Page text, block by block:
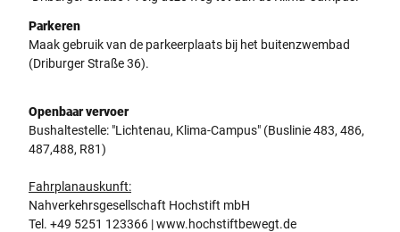
Parkeren
Maak gebruik van de parkeerplaats bij het buitenzwembad
(Driburger Straße 36).
Openbaar vervoer
Bushaltestelle: "Lichtenau, Klima-Campus" (Buslinie 483, 486,
487,488, R81)
Fahrplanauskunft:
Nahverkehrsgesellschaft Hochstift mbH
Tel. +49 5251 123366 | www.hochstiftbewegt.de